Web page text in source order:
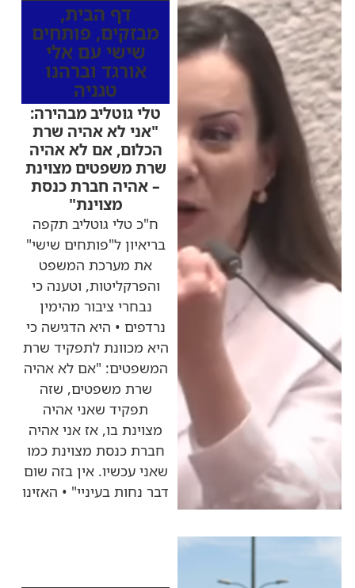
דף הבית,
מבזקים, פותחים
שישי עם אלי
אורגד וברהנו
טגניה
טלי גוטליב מבהירה:
"אני לא אהיה שרת
הכלום, אם לא אהיה
שרת משפטים מצוינת
– אהיה חברת כנסת
מצוינת"
ח"כ טלי גוטליב תקפה
בריאיון ל"פותחים שישי"
את מערכת המשפט
והפרקליטות, וטענה כי
נבחרי ציבור מהימין
נרדפים • היא הדגישה כי
היא מכוונת לתפקיד שרת
המשפטים: "אם לא אהיה
שרת משפטים, שזה
תפקיד שאני אהיה
מצוינת בו, אז אני אהיה
חברת כנסת מצוינת כמו
שאני עכשיו. אין בזה שום
דבר נחות בעיניי" • האזינו